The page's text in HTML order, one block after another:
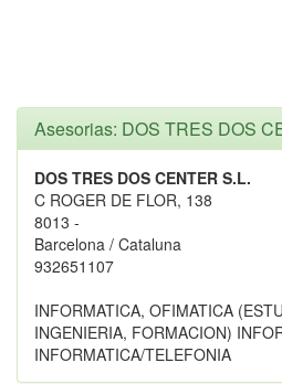
Asesorias: DOS TRES DOS
DOS TRES DOS CENTER S.L.
C ROGER DE FLOR, 138
8013 -
Barcelona / Cataluna
932651107
INFORMATICA, OFIMATICA
INGENIERIA, FORMACION)
INFORMATICA/TELEFONIA